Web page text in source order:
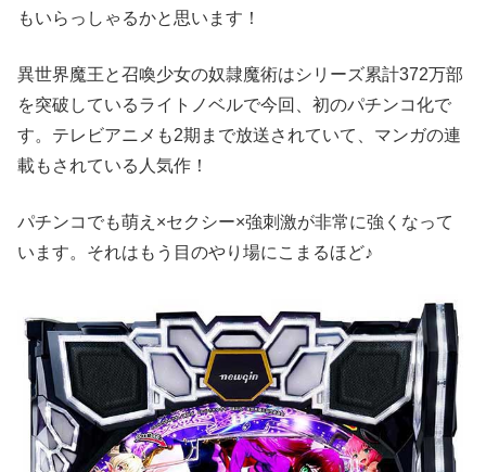
もいらっしゃるかと思います！
異世界魔王と召喚少女の奴隷魔術はシリーズ累計372万部
を突破しているライトノベルで今回、初のパチンコ化で
す。テレビアニメも2期まで放送されていて、マンガの連
載もされている人気作！
パチンコでも萌え×セクシー×強刺激が非常に強くなって
います。それはもう目のやり場にこまるほど♪